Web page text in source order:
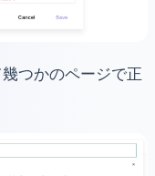
つかのページで正